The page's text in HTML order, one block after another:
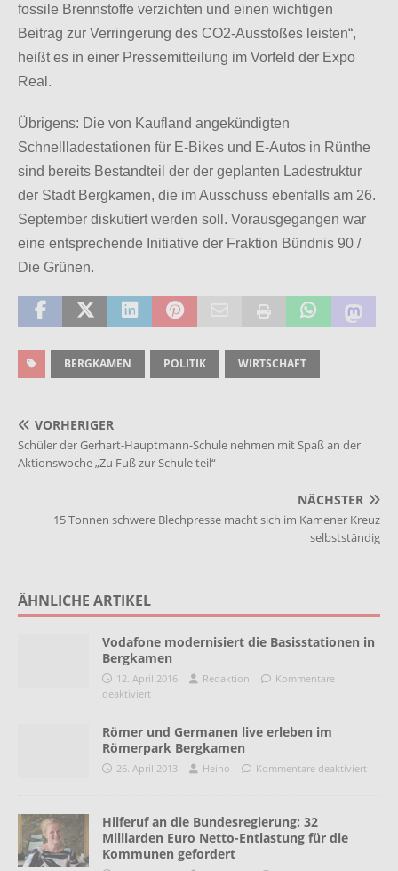
fossile Brennstoffe verzichten und einen wichtigen
Beitrag zur Verringerung des CO2-Ausstoßes leisten“,
heißt es in einer Pressemitteilung im Vorfeld der Expo
Real.
Übrigens: Die von Kaufland angekündigten
Schnellladestationen für E-Bikes und E-Autos in Rünthe
sind bereits Bestandteil der der geplanten Ladestruktur
der Stadt Bergkamen, die im Ausschuss ebenfalls am 26.
September diskutiert werden soll. Vorausgegangen war
eine entsprechende Initiative der Fraktion Bündnis 90 /
Die Grünen.
BERGKAMEN POLITIK WIRTSCHAFT
VORHERIGER
Schüler der Gerhart-Hauptmann-Schule nehmen mit Spaß an der
Aktionswoche „Zu Fuß zur Schule teil“
NÄCHSTER
15 Tonnen schwere Blechpresse macht sich im Kamener Kreuz
selbstständig
ÄHNLICHE ARTIKEL
Vodafone modernisiert die Basisstationen in
Bergkamen
12. April 2016 Redaktion
Kommentare
deaktiviert
Römer und Germanen live erleben im
Römerpark Bergkamen
26. April 2013 Heino Kommentare deaktiviert
Hilferuf an die Bundesregierung: 32
Milliarden Euro Netto-Entlastung für die
Kommunen gefordert